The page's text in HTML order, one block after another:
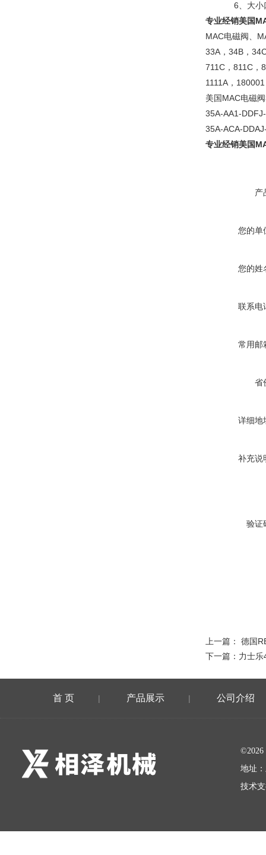
6、大小口
专业经销美国
MAC电磁阀、
33A，34B，
711C，811C，
1111A，
美国MAC电磁
35A-AA1-
35A-ACA-
专业经销美国
产
您的单
您的姓
联系电
常用邮
省
详细地
补充说
验证
上一篇： 德国
下一篇： 力士乐
首 页 | 产品展示 | 公司介绍
地址
技术